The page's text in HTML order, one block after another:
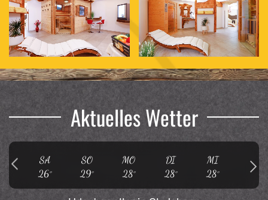
Aktuelles Wetter
SA
26°
SO
29°
MO
28°
DI
28°
MI
28°
DO
29°